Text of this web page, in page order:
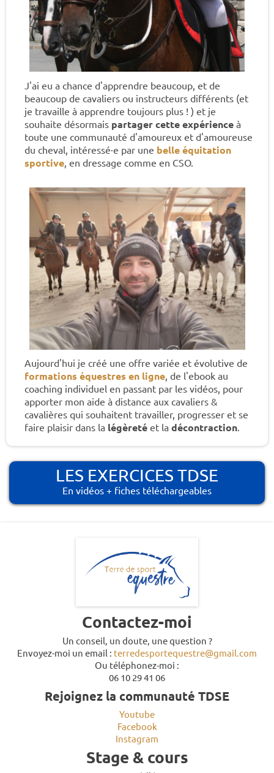
J'ai eu a chance d'apprendre beaucoup, et de
beaucoup de cavaliers ou instructeurs différents (et
je travaille à apprendre toujours plus ! ) et je
souhaite désormais partager cette expérience à
toute une communauté d'amoureux et d'amoureuse
du cheval, intéressé·e par une belle équitation
sportive, en dressage comme en CSO.
Aujourd'hui je créé une offre variée et évolutive de
formations équestres en ligne , de l'ebook au
coaching individuel en passant par les vidéos, pour
apporter mon aide à distance aux cavaliers &
cavalières qui souhaitent travailler, progresser et se
faire plaisir dans la légèreté et la décontraction
LES EXERCICES TDSE
En vidéos + fiches téléchargeables
Contactez-moi
Un conseil, un doute, une question ?
Envoyez-moi un email : terredesportequestre@gmail.com
Ou téléphonez-moi :
06 10 29 41 06
Rejoignez la communauté TDSE
Youtube
Facebook
Instagram
Stage & cours